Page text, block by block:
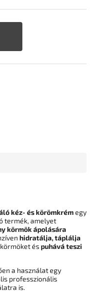
kéz- és körömkrémegy
termék, amelyet
körmök ápolására
hidratálja, táplálja
éspuhává teszi
a használat egy
professzionális
is.